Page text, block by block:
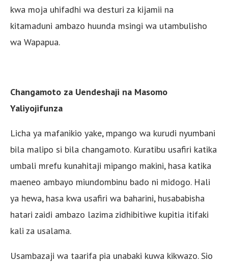
kwa moja uhifadhi wa desturi za kijamii na
kitamaduni ambazo huunda msingi wa utambulisho
wa Wapapua.
Changamoto za Uendeshaji na Masomo
Yaliyojifunza
Licha ya mafanikio yake, mpango wa kurudi nyumbani
bila malipo si bila changamoto. Kuratibu usafiri katika
umbali mrefu kunahitaji mipango makini, hasa katika
maeneo ambayo miundombinu bado ni midogo. Hali
ya hewa, hasa kwa usafiri wa baharini, husababisha
hatari zaidi ambazo lazima zidhibitiwe kupitia itifaki
kali za usalama.
Usambazaji wa taarifa pia unabaki kuwa kikwazo. Sio